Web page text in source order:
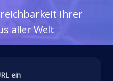
Ihrer
aller Welt
ein